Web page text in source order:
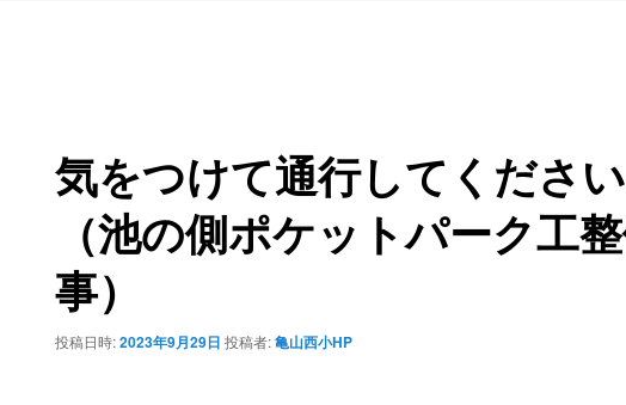
気をつけて通行してください
（池の側ポケットパーク工
事）
投稿日時:2023年9月29日 投稿者:亀山西小HP